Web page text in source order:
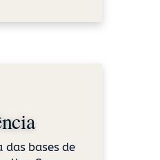
das bases de